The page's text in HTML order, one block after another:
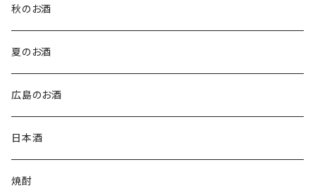
秋のお酒
夏のお酒
広島のお酒
日本酒
焼酎